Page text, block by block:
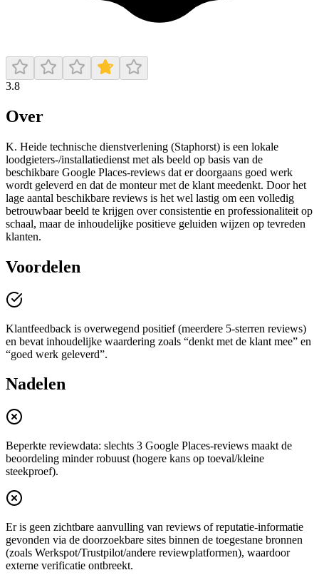
3.8
Over
K. Heide technische dienstverlening (Staphorst) is een lokale
loodgieters-/installatiedienst met als beeld op basis van de
beschikbare Google Places-reviews dat er doorgaans goed werk
wordt geleverd en dat de monteur met de klant meedenkt. Door het
lage aantal beschikbare reviews is het wel lastig om een volledig
betrouwbaar beeld te krijgen over consistentie en professionaliteit op
schaal, maar de inhoudelijke positieve geluiden wijzen op tevreden
klanten.
Voordelen
Klantfeedback is overwegend positief (meerdere 5-sterren reviews)
en bevat inhoudelijke waardering zoals “denkt met de klant mee” en
“goed werk geleverd”.
Nadelen
Beperkte reviewdata: slechts 3 Google Places-reviews maakt de
beoordeling minder robuust (hogere kans op toeval/kleine
steekproef).
Er is geen zichtbare aanvulling van reviews of reputatie-informatie
gevonden via de doorzoekbare sites binnen de toegestane bronnen
(zoals Werkspot/Trustpilot/andere reviewplatformen), waardoor
externe verificatie ontbreekt.